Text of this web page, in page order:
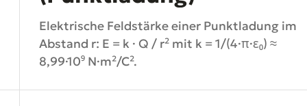
Elektrische Feldstärke einer Punktladung im
Abstand r: E = k · Q / r² mit k = 1/(4·π·ε₀) ≈
8,99·10⁹ N·m²/C².